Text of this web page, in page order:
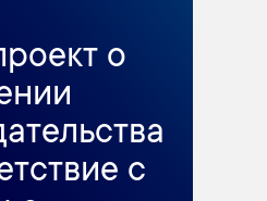
о
с